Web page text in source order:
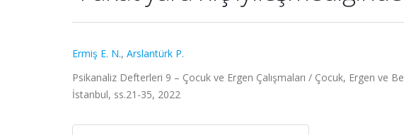
Ermiş E. N., Arslantürk P.
Psikanaliz Defterleri 9 – Çocuk ve Ergen Çalışmaları / Çocuk, Ergen ve
İstanbul, ss.21-35, 2022